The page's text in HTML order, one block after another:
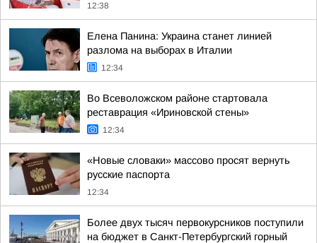
12:38
Елена Панина: Украина станет линией
разлома на выборах в Италии
12:34
Во Всеволожском районе стартовала
реставрация «Ириновской стены»
12:34
«Новые словаки» массово просят вернуть
русские паспорта
12:34
Более двух тысяч первокурсников поступили
на бюджет в Санкт-Петербургский горный